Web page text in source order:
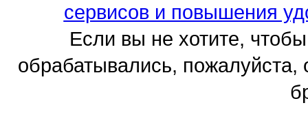
сервисов и повышения
Если вы не хотите,
обрабатывались, пожалуйста,